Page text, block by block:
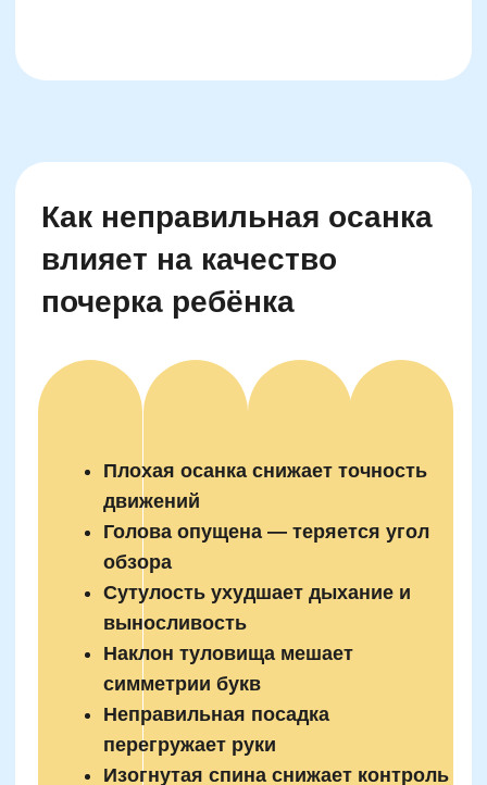
улучшился почерк после замены стула:
вперёд, напрягая плечи. После установки
регулируемого стула и обучения upright-
аккуратность письма заметно выросли.
Хорошее кресло и правильный стол — одни
из лучших инвестиций в процесс обучения
Слишком толстый или тонкий
стержень
Скользящая или шершавая
бумага
Отсутствие разметки (линейки,
Ошибки при выборе ручек
и тетрадей для занятий
каллиграфией